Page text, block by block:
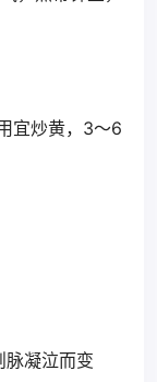
宜炒黄，3～6
凝泣而变